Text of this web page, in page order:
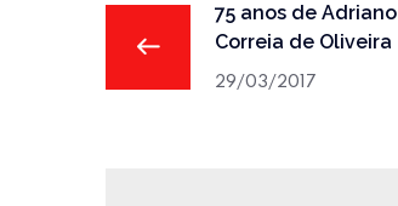
75 anos de Adriano
Correia de Oliveira
29/03/2017